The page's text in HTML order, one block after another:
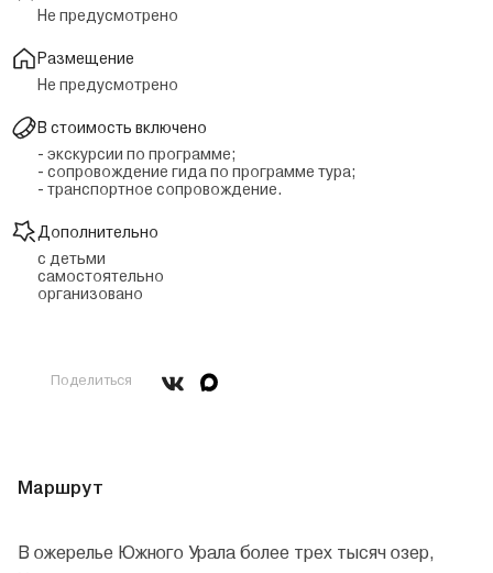
Не предусмотрено
Размещение
Не предусмотрено
В стоимость включено
- экскурсии по программе;
- сопровождение гида по программе тура;
- транспортное сопровождение.
Дополнительно
с детьми
самостоятельно
организовано
Поделиться
Маршрут
В ожерелье Южного Урала более трех тысяч озер,